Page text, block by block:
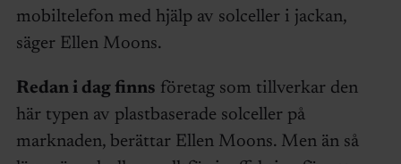
mobiltelefon med hjälp av solceller i jackan,
säger Ellen Moons.
Redan i dag finns företag som tillverkar den
här typen av plastbaserade solceller på
marknaden, berättar Ellen Moons. Men än så